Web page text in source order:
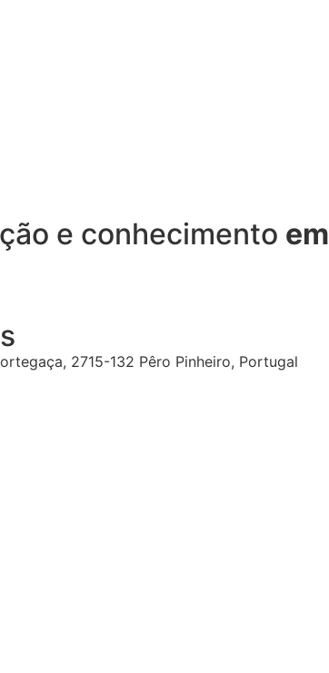
e conhecimento em
2715-132 Pêro Pinheiro, Portugal